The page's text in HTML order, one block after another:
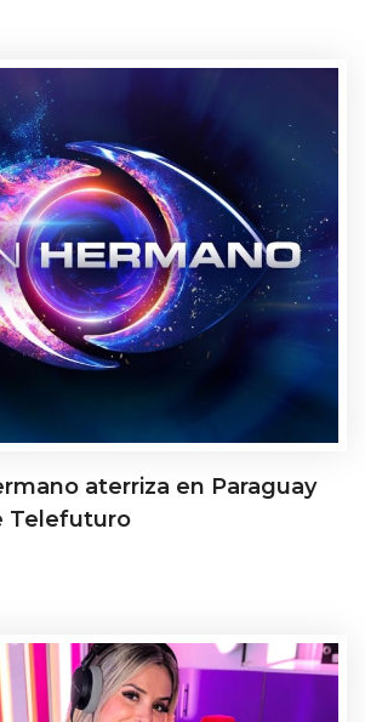
aterriza en Paraguay
Telefuturo